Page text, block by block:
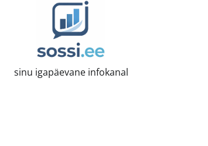
sinu igapäevane infokanal